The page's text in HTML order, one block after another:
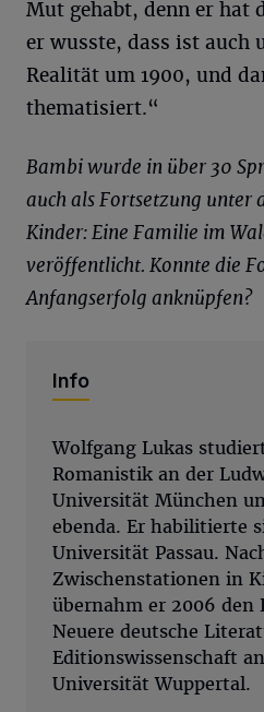
Mut gehabt, denn er hat
er wusste, dass ist auch
Realität um 1900, und
thematisiert.“
Bambi wurde in über 30
auch als Fortsetzung unter
Kinder: Eine Familie im
veröffentlicht. Konnte die
Anfangserfolg anknüpfen?
Info
Wolfgang Lukas
Romanistik an der
Universität München
ebenda. Er habilitierte
Universität Passau.
Zwischenstationen in
übernahm er 2006 den
Neuere deutsche
Editionswissenschaft
Universität Wuppertal.